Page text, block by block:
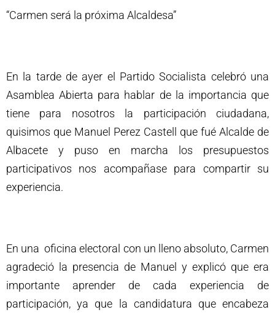
“Carmen será la próxima Alcaldesa”
En la tarde de ayer el Partido Socialista celebró una
Asamblea Abierta para hablar de la importancia que
tiene para nosotros la participación ciudadana,
quisimos que Manuel Perez Castell que fué Alcalde de
Albacete y puso en marcha los presupuestos
participativos nos acompañase para compartir su
experiencia.
En una oficina electoral con un lleno absoluto, Carmen
agradeció la presencia de Manuel y explicó que era
importante aprender de cada experiencia de
participación, ya que la candidatura que encabeza